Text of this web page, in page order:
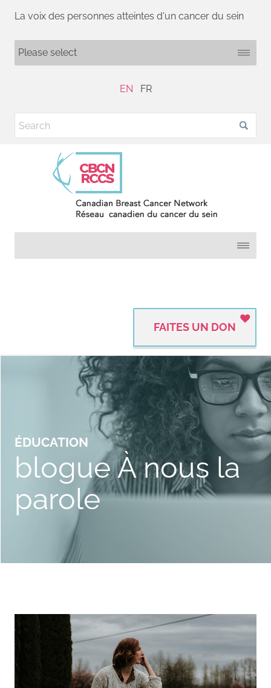
La voix des personnes atteintes d'un cancer du sein
EN FR
FAITES UN DON
ÉDUCATION
blogue À nous la
parole